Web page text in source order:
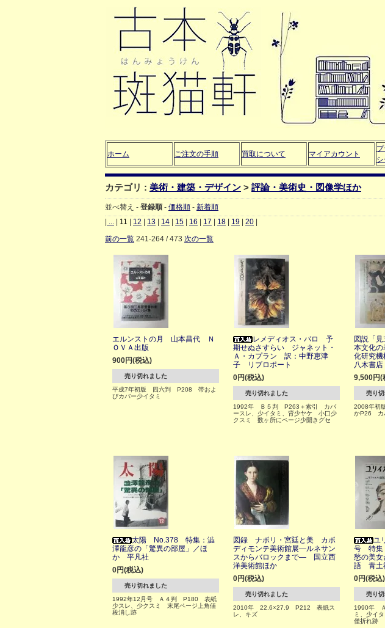
ホーム ご注文の手順 買取について マイアカウント
カテゴリ : 美術・建築・デザイン > 評論・美術史・図像学ほか
並べ替え - 登録順 - 価格順 - 新着順
... 11 12 13 14 15 16 17 18 19 20
前の一覧 241-264 / 473 次の一覧
エルンストの月 山本昌代 Ｎ
ＯＶＡ出版
900円(税込)
売り切れました
平成7年初版 四六判 P208 帯およ
びカバー少イタミ
レメディオス・バロ 予
期せぬさすらい ジャネット・
Ａ・カプラン 訳：中野恵津
子 リブロポート
0円(税込)
売り切れました
1992年 Ｂ５判 P263＋索引 カバ
ースレ、少イタミ、背少ヤケ 小口少
クスミ 数ヶ所にページ少開きグセ
図説「
本文化
化研究
八木書店
9,500円(
売り
2008年初
かP26 カ
太陽 No.378 特集：澁
澤龍彦の「驚異の部屋」／ほ
か 平凡社
0円(税込)
売り切れました
1992年12月号 Ａ４判 P180 表紙
少スレ、少クスミ 末尾ページ上角値
段消し跡
図録 ナポリ・宮廷と美 カポ
ディモンテ美術館展―ルネサン
スからバロックまで― 国立西
洋美術館ほか
0円(税込)
売り切れました
2010年 22.6×27.9 P212 表紙ス
レ、キズ
ユ
号 特集
愁の美女
語 青土
0円(税込)
売り
1990年
ミ、少イ
僅折れ跡